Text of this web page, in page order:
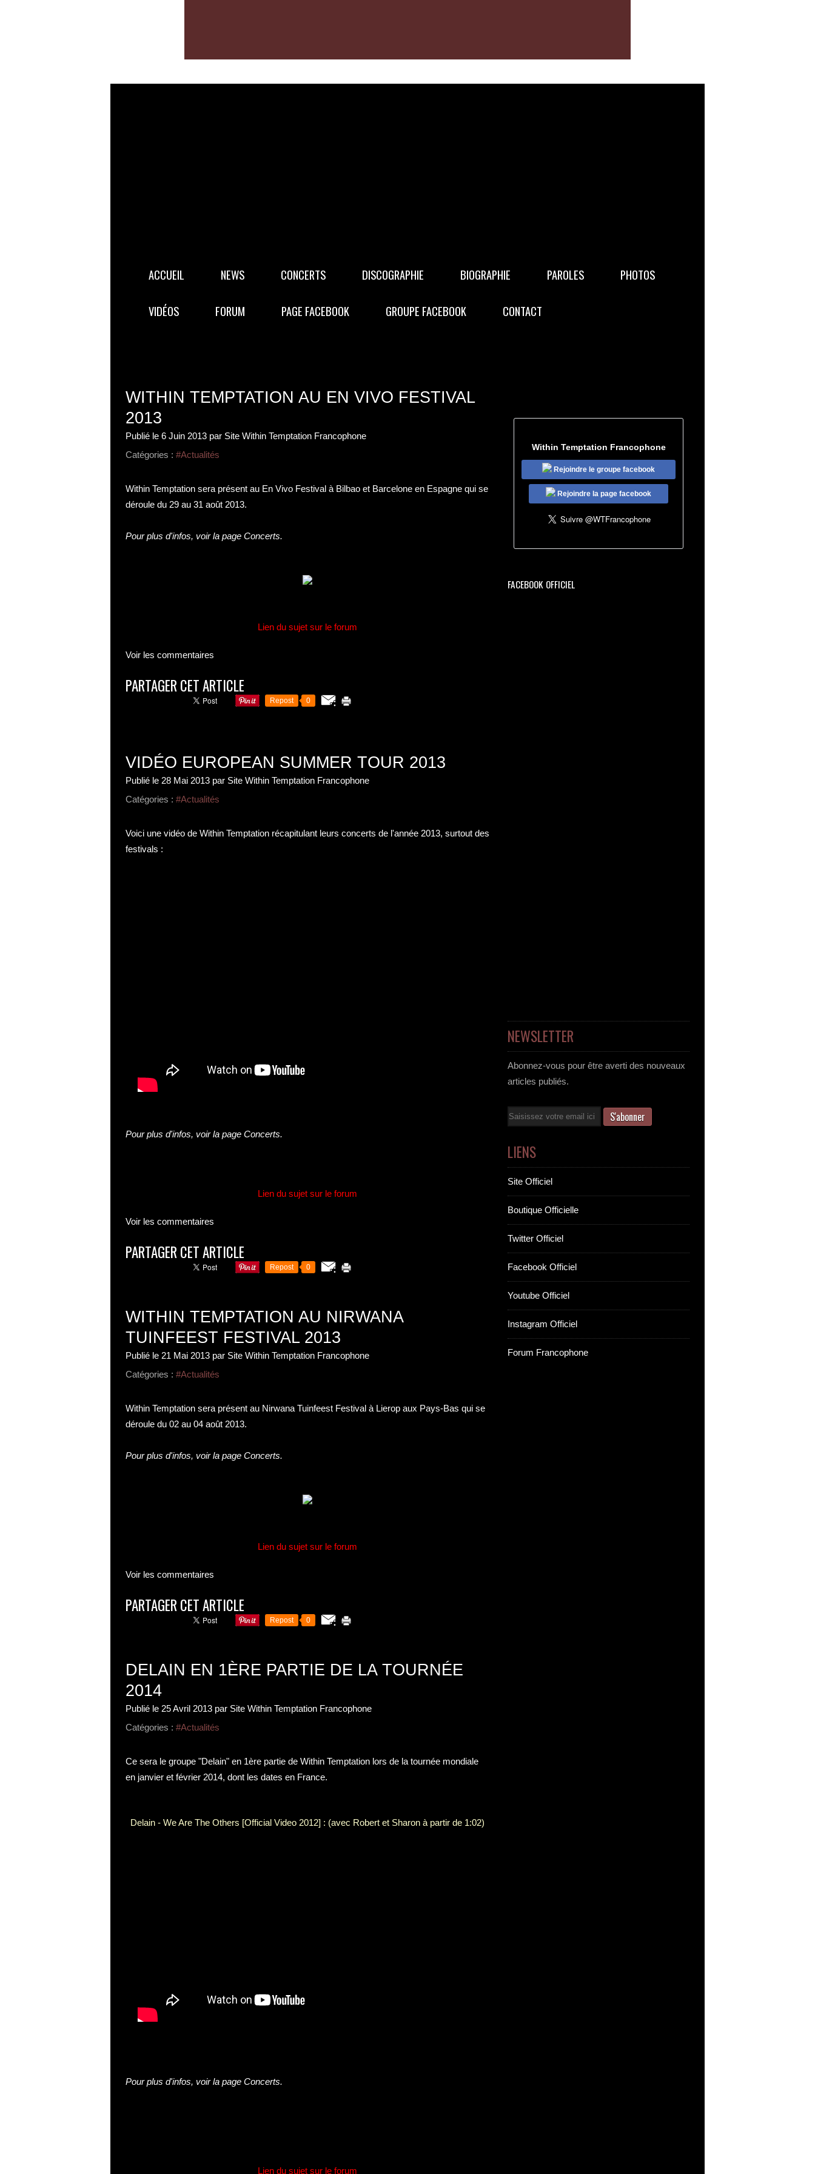
ACCUEIL NEWS CONCERTS DISCOGRAPHIE BIOGRAPHIE PAROLES PHOTOS
VIDÉOS FORUM PAGE FACEBOOK GROUPE FACEBOOK CONTACT
WITHIN TEMPTATION AU EN VIVO FESTIVAL
2013
Publié le 6 Juin 2013 par Site Within Temptation Francophone
Catégories : #Actualités
Within Temptation sera présent au En Vivo Festival à Bilbao et Barcelone en Espagne qui se
déroule du 29 au 31 août 2013.
Pour plus d'infos, voir la page Concerts.
Lien du sujet sur le forum
Voir les commentaires
PARTAGER CET ARTICLE
Repost 0
VIDÉO EUROPEAN SUMMER TOUR 2013
Publié le 28 Mai 2013 par Site Within Temptation Francophone
Catégories : #Actualités
Voici une vidéo de Within Temptation récapitulant leurs concerts de l'année 2013, surtout des
festivals :
Pour plus d'infos, voir la page Concerts.
Lien du sujet sur le forum
Voir les commentaires
PARTAGER CET ARTICLE
Repost 0
WITHIN TEMPTATION AU NIRWANA
TUINFEEST FESTIVAL 2013
Publié le 21 Mai 2013 par Site Within Temptation Francophone
Catégories : #Actualités
Within Temptation sera présent au Nirwana Tuinfeest Festival à Lierop aux Pays-Bas qui se
déroule du 02 au 04 août 2013.
Pour plus d'infos, voir la page Concerts.
Lien du sujet sur le forum
Voir les commentaires
PARTAGER CET ARTICLE
Repost 0
DELAIN EN 1ÈRE PARTIE DE LA TOURNÉE
2014
Publié le 25 Avril 2013 par Site Within Temptation Francophone
Catégories : #Actualités
Ce sera le groupe "Delain" en 1ère partie de Within Temptation lors de la tournée mondiale
en janvier et février 2014, dont les dates en France.
Delain - We Are The Others [Official Video 2012] : (avec Robert et Sharon à partir de 1:02)
Pour plus d'infos, voir la page Concerts.
Lien du sujet sur le forum
Within Temptation Francophone
Rejoindre le groupe facebook
Rejoindre la page facebook
FACEBOOK OFFICIEL
NEWSLETTER
Abonnez-vous pour être averti des nouveaux
articles publiés.
Email
LIENS
Site Officiel
Boutique Officielle
Twitter Officiel
Facebook Officiel
Youtube Officiel
Instagram Officiel
Forum Francophone